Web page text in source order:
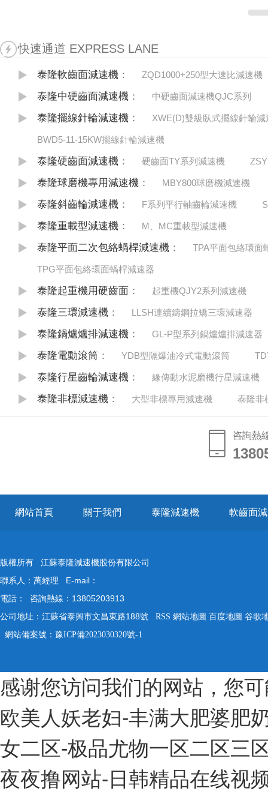
快速通道 EXPRESS LANE
泰隆軟齒面減速機 ： ZQD1000+250型大速比減速機
泰隆中硬齒面減速機 ： 中硬齒面減速機QJC系列
泰隆擺線針輪減速機 ： XWE(D)雙級臥式擺線針輪減
BWD5-11-15KW擺線針輪減速機
泰隆硬齒面減速機 ： 硬齒面TY系列減速機
泰隆球磨機專用減速機 ： MBY800球磨機減速機
泰隆斜齒輪減速機 ： F系列平行軸齒輪減速機
泰隆重載型減速機 ： M、MC重載型減速機
泰隆平面二次包絡蝸桿減速機 ： TPA平面包絡環面
TPG平面包絡環面蝸桿減速器
泰隆起重機用硬齒面 ： 起重機QJY2系列減速機
泰隆三環減速機 ： LLSH連續鑄鋼拉矯三環減速器
泰隆鍋爐爐排減速機 ： GL-P型系列鍋爐爐排減速器
泰隆電動滾筒 ： YDB型隔爆油冷式電動滾筒
泰隆行星齒輪減速機 ： 緣傳動水泥磨機行星減速機
泰隆非標減速機 ： 大型非標專用減速機 泰隆非
咨詢熱
網站首頁 關于我們 泰隆減速機 軟齒面
版權所有 江蘇泰隆減速機股份有限公司
聯系人：萬經理 E-mail：
電話： 咨詢熱線：13805203913
公司地址：江蘇省泰興市文昌東路188號 RSS 網站地圖 百度地圖 谷歌
網站備案號： 豫ICP備2023030320號-1
感谢您访问我们的网站，您
欧美人妖老妇-丰满大肥婆肥
女二区-极品尤物一区二区三
夜夜撸网站-日韩精品在线视